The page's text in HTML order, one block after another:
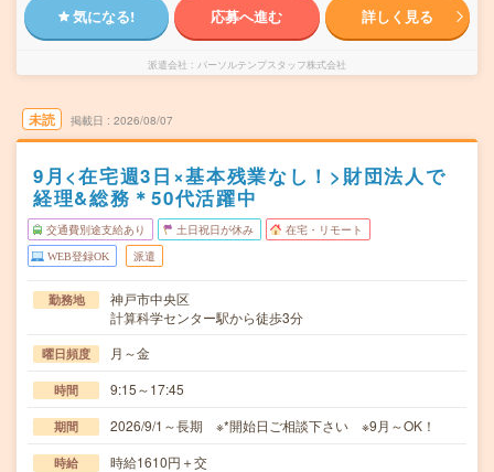
気になる! 応募へ進む 詳しく見る
派遣会社 パーソルテンプスタッフ株式会社
未読 掲載日 2026/08/07
9月<在宅週3日×基本残業なし！>財団法人で
経理&総務＊50代活躍中
交通費別途支給あり 土日祝日が休み 在宅・リモート
WEB登録OK 派遣
勤務地
神戸市中央区
計算科学センター駅から徒歩3分
曜日頻度 月～金
時間 9:15～17:45
期間 2026/9/1～長期 ※*開始日ご相談下さい ※9月～OK！
時給 時給1610円＋交